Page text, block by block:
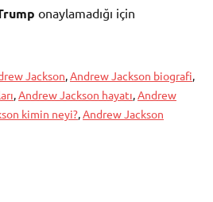
onaylamadığı için
Jackson,Andrew Jackson biografi,
,Andrew Jackson hayatı,Andrew
kimin neyi?,Andrew Jackson